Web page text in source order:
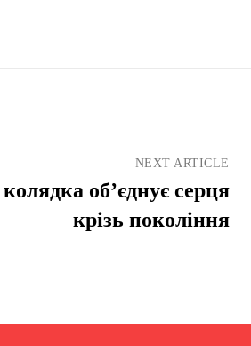
NEXT ARTICLE
об’єднує серця
крізь покоління